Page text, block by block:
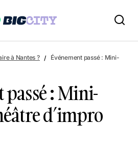
: Mini-match – Théâtre d’impro
à Nantes ?
Événement passé : Mini-
passé : Mini-
d’impro